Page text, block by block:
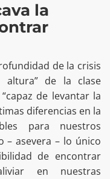
la
de la crisis
altura” de la clase
de levantar la
diferencias en la
para nuestros
– asevera – lo único
de encontrar
en nuestras